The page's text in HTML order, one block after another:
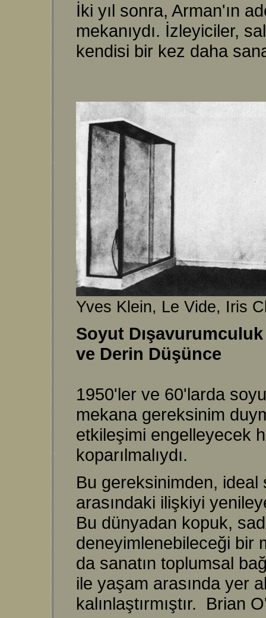
İki yıl sonra, Arman'ın
mekanıydı. İzleyiciler,
kendisi bir kez daha
Yves Klein, Le Vide, Iris
Soyut
ve Derin Düşünce
1950'ler ve 60'larda
mekana gereksinim
etkileşimi engelleyecek
koparılmalıydı.
Bu gereksinimden,
arasındaki ilişkiyi
Bu dünyadan kopuk,
deneyimlenebileceği bir
da sanatın toplumsal
ile yaşam arasında yer
kalınlaştırmıştır. Brian